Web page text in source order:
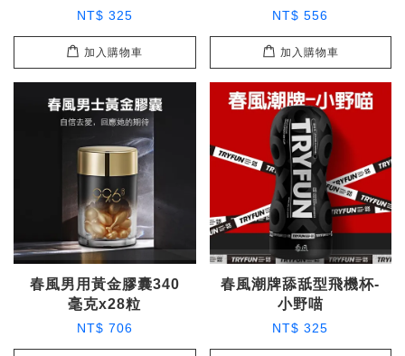
NT$ 325
加入購物車
NT$ 556
加入購物車
春風男用黃金膠囊340
毫克x28粒
NT$ 706
春風潮牌舔舐型飛機杯-
小野喵
NT$ 325